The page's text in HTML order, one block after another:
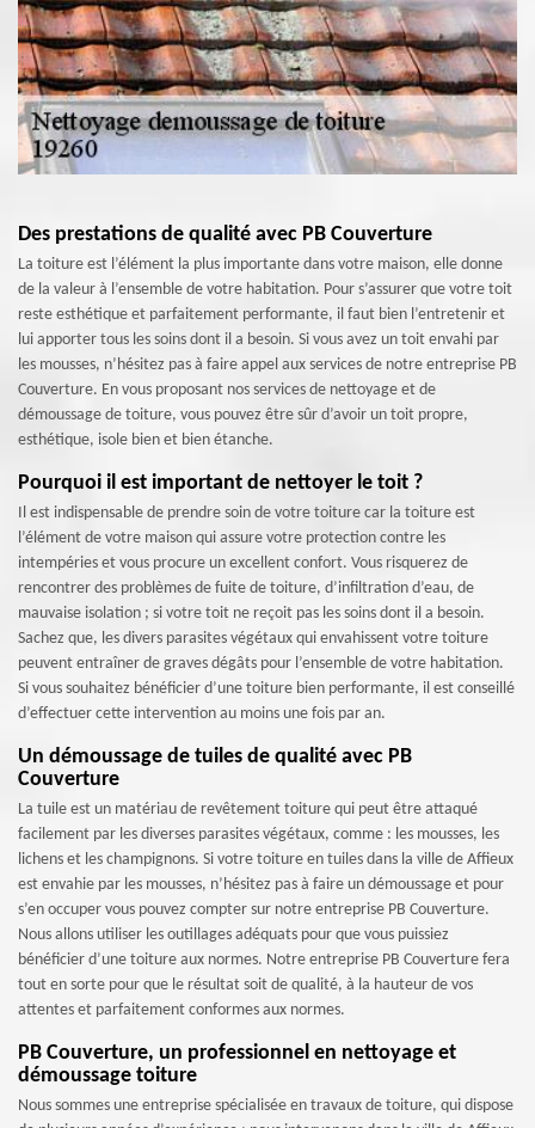
Des prestations de qualité avec PB Couverture
La toiture est l’élément la plus importante dans votre maison, elle donne
de la valeur à l’ensemble de votre habitation. Pour s’assurer que votre toit
reste esthétique et parfaitement performante, il faut bien l’entretenir et
lui apporter tous les soins dont il a besoin. Si vous avez un toit envahi par
les mousses, n’hésitez pas à faire appel aux services de notre entreprise PB
Couverture. En vous proposant nos services de nettoyage et de
démoussage de toiture, vous pouvez être sûr d’avoir un toit propre,
esthétique, isole bien et bien étanche.
Pourquoi il est important de nettoyer le toit ?
Il est indispensable de prendre soin de votre toiture car la toiture est
l’élément de votre maison qui assure votre protection contre les
intempéries et vous procure un excellent confort. Vous risquerez de
rencontrer des problèmes de fuite de toiture, d’infiltration d’eau, de
mauvaise isolation ; si votre toit ne reçoit pas les soins dont il a besoin.
Sachez que, les divers parasites végétaux qui envahissent votre toiture
peuvent entraîner de graves dégâts pour l’ensemble de votre habitation.
Si vous souhaitez bénéficier d’une toiture bien performante, il est conseillé
d’effectuer cette intervention au moins une fois par an.
Un démoussage de tuiles de qualité avec PB
Couverture
La tuile est un matériau de revêtement toiture qui peut être attaqué
facilement par les diverses parasites végétaux, comme : les mousses, les
lichens et les champignons. Si votre toiture en tuiles dans la ville de Affieux
est envahie par les mousses, n’hésitez pas à faire un démoussage et pour
s’en occuper vous pouvez compter sur notre entreprise PB Couverture.
Nous allons utiliser les outillages adéquats pour que vous puissiez
bénéficier d’une toiture aux normes. Notre entreprise PB Couverture fera
tout en sorte pour que le résultat soit de qualité, à la hauteur de vos
attentes et parfaitement conformes aux normes.
PB Couverture, un professionnel en nettoyage et
démoussage toiture
Nous sommes une entreprise spécialisée en travaux de toiture, qui dispose